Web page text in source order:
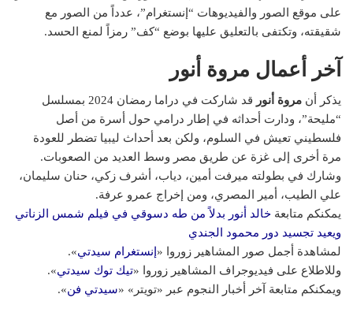
على موقع الصور والفيديوهات “إنستغرام”، عدداً من الصور مع
شقيقته، وتكتفى بالتعليق عليها بوضع “كف” رمزاً لمنع الحسد.
آخر أعمال مروة أنور
يذكر أن مروة أنور
قد شاركت في دراما رمضان 2024 بمسلسل
“مليحة”، ودارت أحداثه في إطار درامي حول أسرة من أصل
فلسطيني تعيش في السلوم، ولكن بعد أحداث ليبيا تضطر للعودة
مرة أخرى إلى غزة عن طريق مصر وسط العديد من الصعوبات.
وشارك في بطولته ميرفت أمين، دياب، أشرف زكي، حنان سليمان،
علي الطيب، أمير المصري، ومن إخراج عمرو عرفة.
يمكنكم متابعة خالد أنور بدلاً من طه دسوقي في فيلم شمس الزناتي
ويعيد تجسيد دور محمود الجندي
لمشاهدة أجمل صور المشاهير زوروا « إنستغرام سيدتي».
وللاطلاع على فيديوجراف المشاهير زوروا «تيك توك سيدتي».
ويمكنكم متابعة آخر أخبار النجوم عبر «تويتر» «سيدتي فن».